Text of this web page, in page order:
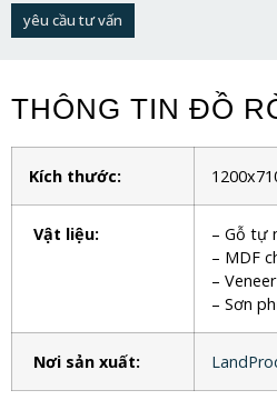
yêu cầu tư vấn
THÔNG TIN ĐỒ
Kích thước:
Vật liệu:
– Gỗ tự
– MDF
–
– Sơn
Nơi sản xuất: